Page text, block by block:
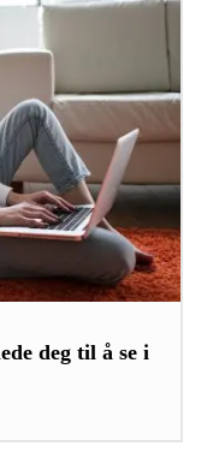
deg til å se i